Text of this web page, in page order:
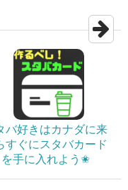
バ好きはカナダに来
すぐにスタバカード
を手に入れよう✬